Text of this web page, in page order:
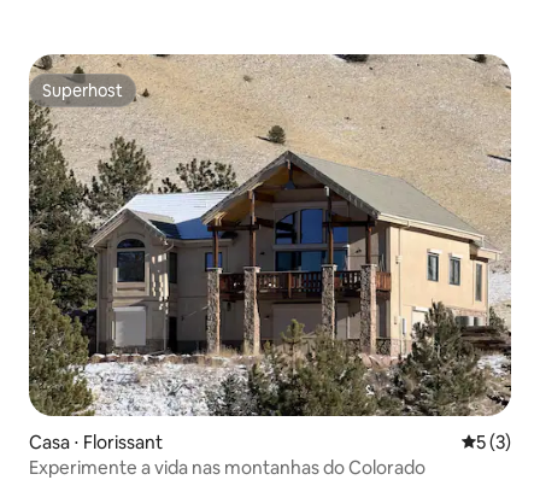
Superhost
Superhost
Casa ⋅ Florissant 5 de
5 (3)
Experimente a vida nas montanhas do Colorado